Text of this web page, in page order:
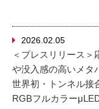
2026.02.05
＜プレスリリース
や没入感の高いメタ
世界初・トンネル接
RGBフルカラー